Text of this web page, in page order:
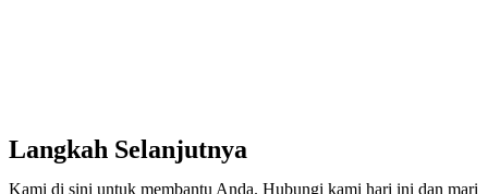
Langkah Selanjutnya
Kami di sini untuk membantu Anda. Hubungi kami hari ini dan mari